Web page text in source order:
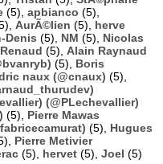
(5), apbianco (5),
AurÃ©lien (5), herve
Denis (5), NM (5), Nicolas
Renaud (5), Alain Raynaud
(5), Boris
naux (@cnaux) (5),
(@PLechevallier)
(5), Pierre Mawas
(5), Hugues
Pierre Metivier
(5), hervet (5), Joel (5)